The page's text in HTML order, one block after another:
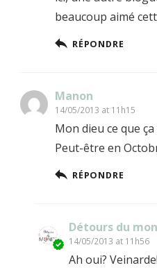
beaucoup aimé
RÉPONDRE
Manon
14/05/2013 at 11h15
Mon dieu ce que
Peut-être en
RÉPONDRE
Détours du
14/05/2013 at 11h56
Ah oui?